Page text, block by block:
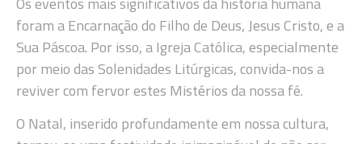
foram a Encarnação do Filho de Deus, Jesus Cristo, e a
Sua Páscoa. Por isso, a Igreja Católica, especialmente
por meio das Solenidades Litúrgicas, convida-nos a
reviver com fervor estes Mistérios da nossa fé.
O Natal, inserido profundamente em nossa cultura,